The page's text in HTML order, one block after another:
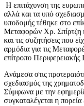
Η επιτάχυνση της
αλλά και τα υπό
υποδομής τέθηκε στο
Μεταφορών Χρ. Σπίρτζη
και τις συζητήσεις που
αρμόδια για τις
επίτροπο
Ανάμεσα στις
σχεδιασμός της
Σύμφωνα με την
συγκαταλέγεται η πορεία